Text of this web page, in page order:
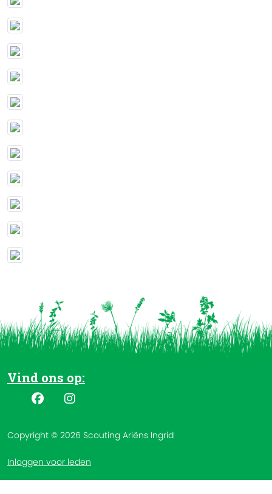
Vind ons op:
Copyright © 2026 Scouting Ariëns Ingrid
Inloggen voor leden